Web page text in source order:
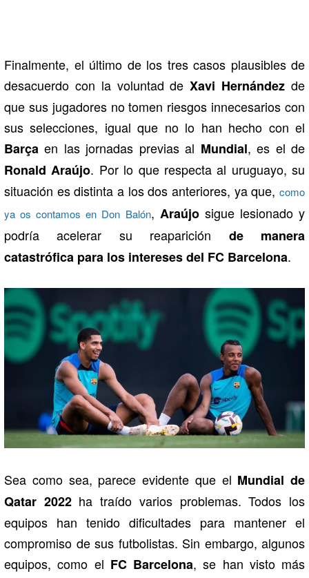
Finalmente, el último de los tres casos plausibles de
desacuerdo con la voluntad deXavi Hernández de
que sus jugadores no tomen riesgos innecesarios con
sus selecciones, igual que no lo han hecho con el
Barça en las jornadas previas al Mundial, es el de
Ronald Araújo. Por lo que respecta al uruguayo, su
situación es distinta a los dos anteriores, ya que, como
ya os contamos en Don Balón, Araújosigue lesionado y
podría acelerar su reaparición de manera
catastrófica para los intereses del FC Barcelona.
Sea como sea, parece evidente que el Mundial de
Qatar 2022ha traído varios problemas. Todos los
equipos han tenido dificultades para mantener el
compromiso de sus futbolistas. Sin embargo, algunos
equipos, como el FC Barcelona, se han visto más